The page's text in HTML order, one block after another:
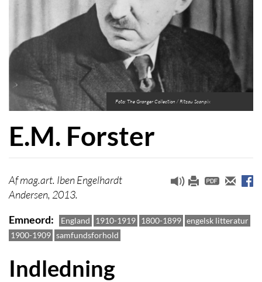
Foto: The Granger Collection / Ritzau Scanpix
E.M. Forster
mag.art. Iben Engelhardt
Andersen, 2013.
Emneord
England 1910-1919 1800-1899 engelsk litteratur
1900-1909 samfundsforhold
Indledning